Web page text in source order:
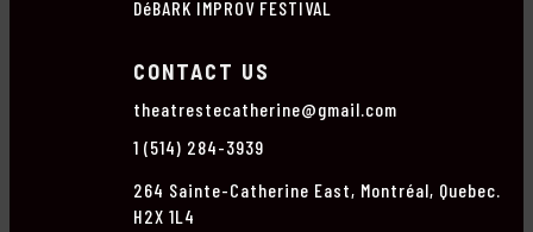
DéBARK IMPROV FESTIVAL
CONTACT US
theatrestecatherine@gmail.com
1 (514) 284-3939
264 Sainte-Catherine East, Montréal, Quebec.
H2X 1L4